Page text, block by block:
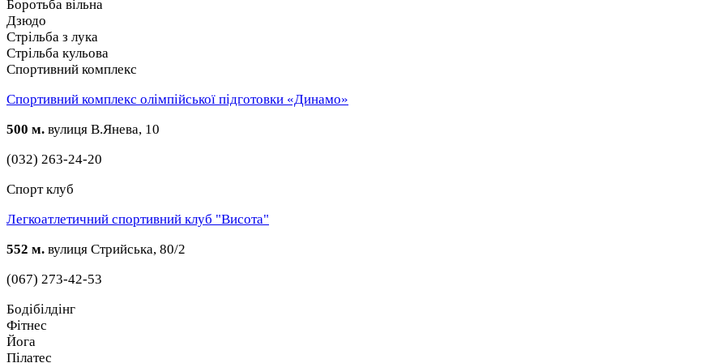
Боротьба вільна
Дзюдо
Стрільба з лука
Стрільба кульова
Спортивний комплекс
Спортивний комплекс олімпійської підготовки «Динамо»
500 м. вулиця В.Янева, 10
(032) 263-24-20
Спорт клуб
Легкоатлетичний cпортивний клуб "Висота"
552 м. вулиця Стрийська, 80/2
(067) 273-42-53
Бодібілдінг
Фітнес
Йога
Пілатес